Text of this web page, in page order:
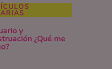
y
¿Qué me